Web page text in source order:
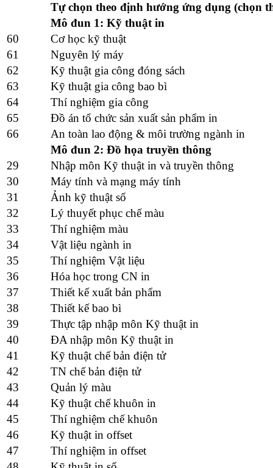
Tự chọn theo định hướng ứng dụng (chọn
Mô đun 1: Kỹ thuật in
60
Cơ học kỹ thuật
61
Nguyên lý máy
62
Kỹ thuật gia công đóng sách
63
Kỹ thuật gia công bao bì
64
Thí nghiệm gia công
65
Đồ án tổ chức sản xuất sản phẩm in
66
An toàn lao động & môi trường ngành in
Mô đun 2: Đồ họa truyền thông
29
Nhập môn Kỹ thuật in và truyền thông
30
Máy tính và mạng máy tính
31
Ảnh kỹ thuật số
32
Lý thuyết phục chế màu
33
Thí nghiệm màu
34
Vật liệu ngành in
35
Thí nghiệm Vật liệu
36
Hóa học trong CN in
37
Thiết kế xuất bản phẩm
38
Thiết kế bao bì
39
Thực tập nhập môn Kỹ thuật in
40
ĐA nhập môn Kỹ thuật in
41
Kỹ thuật chế bản điện tử
42
TN chế bản điện tử
43
Quản lý màu
44
Kỹ thuật chế khuôn in
45
Thí nghiệm chế khuôn
46
Kỹ thuật in offset
47
Thí nghiệm in offset